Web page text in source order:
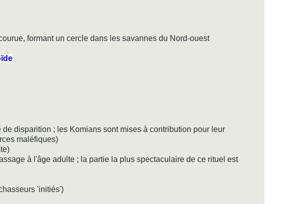
formant un cercle dans les savannes du Nord-ouest
de disparition ; les Komians sont mises à contribution pour leur
maléfiques)
à l'âge adulte ; la partie la plus spectaculaire de ce rituel est
'initiés')